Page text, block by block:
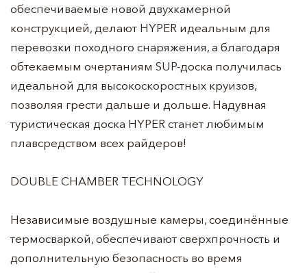
обеспечиваемые новой двухкамерной
конструкцией, делают HYPER идеальным для
перевозки походного снаряжения, а благодаря
обтекаемым очертаниям SUP-доска получилась
идеальной для высокоскоростных круизов,
позволяя грести дальше и дольше. Надувная
туристическая доска HYPER станет любимым
плавсредством всех райдеров!
DOUBLE CHAMBER TECHNOLOGY
Независимые воздушные камеры, соединённые
термосваркой, обеспечивают сверхпрочность и
дополнительную безопасность во время